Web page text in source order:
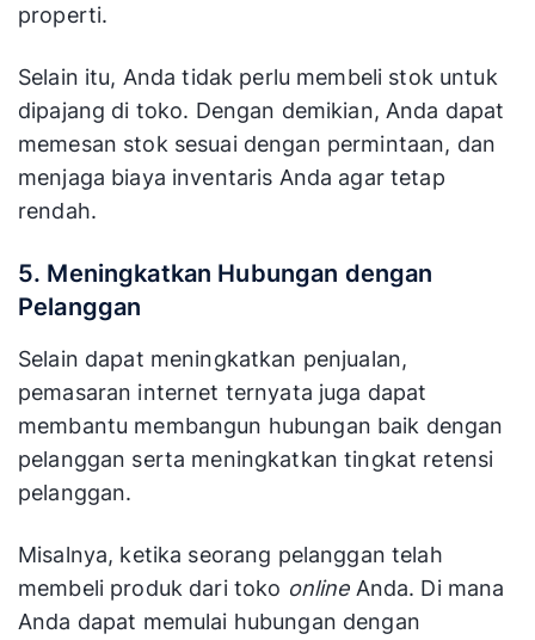
properti.
Selain itu, Anda tidak perlu membeli stok untuk
dipajang di toko. Dengan demikian, Anda dapat
memesan stok sesuai dengan permintaan, dan
menjaga biaya inventaris Anda agar tetap
rendah.
5. Meningkatkan Hubungan dengan
Pelanggan
Selain dapat meningkatkan penjualan,
pemasaran internet ternyata juga dapat
membantu membangun hubungan baik dengan
pelanggan serta meningkatkan tingkat retensi
pelanggan.
Misalnya, ketika seorang pelanggan telah
membeli produk dari toko online Anda. Di mana
Anda dapat memulai hubungan dengan